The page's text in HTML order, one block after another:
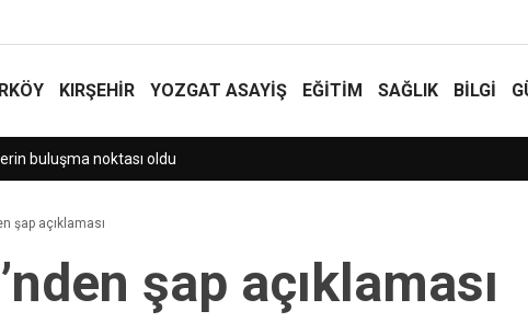
KIRŞEHİR YOZGAT ASAYIŞ EĞİTİM SAĞLIK BİLGİ
El-Haseni ile görüştü
şap açıklaması
şap açıklaması